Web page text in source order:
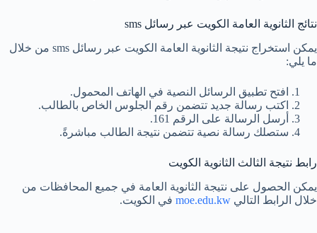
نتائج الثانوية العامة الكويت عبر رسائل sms
يمكن استخراج نتيجة الثانوية العامة الكويت عبر رسائل sms من خلال
ما يلي:
افتح تطبيق الرسائل النصية في الهاتف المحمول.
اكتب رسالة جديد تتضمن رقم الجلوس الخاص بالطالب.
أرسل الرسالة على الرقم 161.
ستصلك رسالة نصية تتضمن نتيجة الطالب مباشرةً.
رابط نتيجة الثالث الثانوية الكويت
يمكن الحصول على نتيجة الثانوية العامة في جميع المحافظات من
خلال الرابط التالي moe.edu.kw في الكويت.